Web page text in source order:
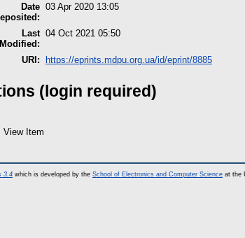
Date 03 Apr 2020 13:05
Last
Modified:
04 Oct 2021 05:50
URI: https://eprints.mdpu.org.ua/id/eprint/8885
(login required)
View Item
3.4 which is developed by the School of Electronics and Computer Science at the